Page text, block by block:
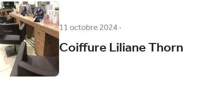
11 octobre 2024·
Coiffure Liliane Thorn